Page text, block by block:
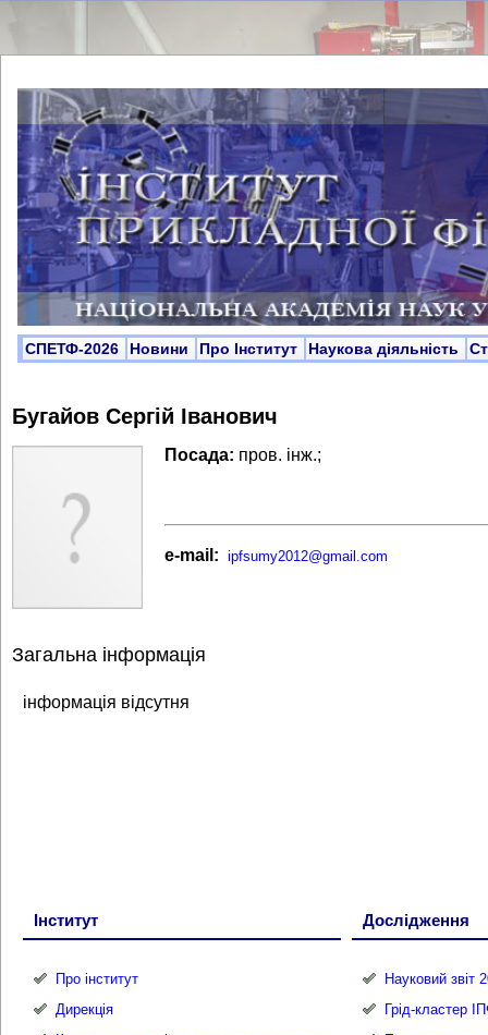
СПЕТФ-2026 Новини Про Інститут Наукова діяльність
Бугайов Сергій Іванович
Посада: пров. інж.;
e-mail: ipfsumy2012@gmail.com
Загальна інформація
інформація відсутня
Інститут
Про інститут
Дирекція
Дослідження
Науковий звіт
Грід-кластер